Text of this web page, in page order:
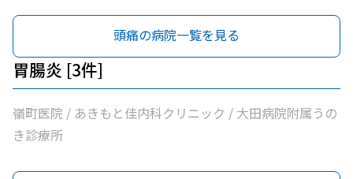
頭痛の病院一覧を見る
胃腸炎 [3件]
嶺町医院 / あきもと佳内科クリニック / 大田病院附属うの
き診療所